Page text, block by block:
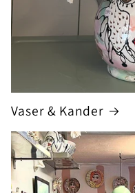
Vaser & Kander